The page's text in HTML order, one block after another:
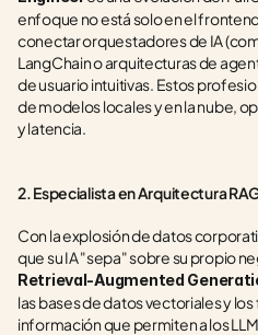
enfoque no está solo en el
conectar orquestadores de IA
LangChain o arquitecturas de
de usuario intuitivas. Estos
de modelos locales y en la nube,
y latencia.
2. Especialista en Arquitectura
Con la explosión de datos
Retrieval-Augmented
las bases de datos vectoriales y
información que permiten a los